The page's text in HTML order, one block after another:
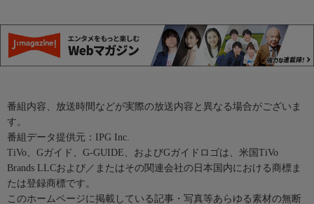
番組内容、放送時間などが実際の放送内容と異なる場合がございま
す。
番組データ提供元：IPG Inc.
TiVo、Gガイド、G-GUIDE、およびGガイドロゴは、米国TiVo
Brands LLCおよび／またはその関連会社の日本国内における商標ま
たは登録商標です。
このホームページに掲載している記事・写真等あらゆる素材の無断